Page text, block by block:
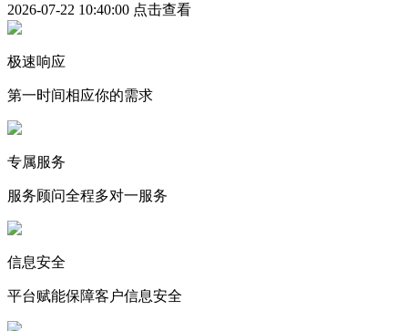
2026-07-22 10:40:00 点击查看
极速响应
第一时间相应你的需求
专属服务
服务顾问全程多对一服务
信息安全
平台赋能保障客户信息安全